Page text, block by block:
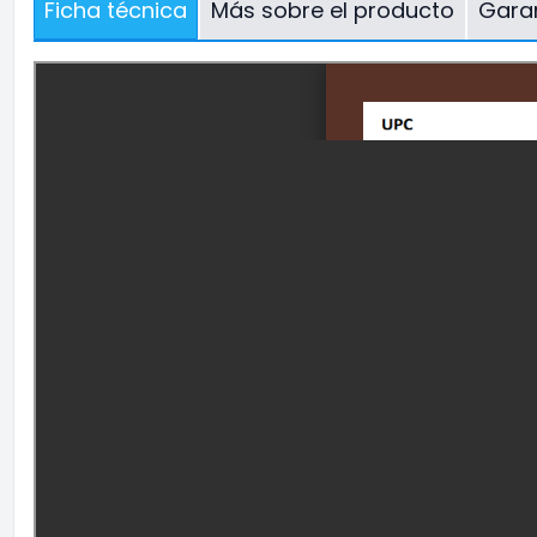
Ficha técnica Más sobre el producto